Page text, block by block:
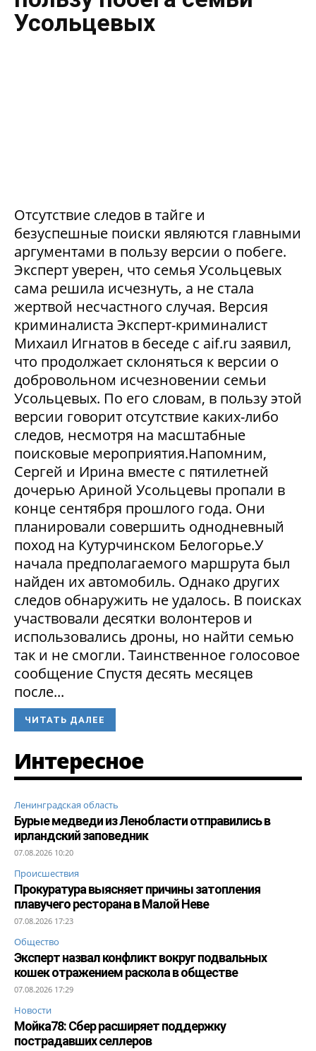
Усольцевых
Отсутствие следов в тайге и
безуспешные поиски являются главными
аргументами в пользу версии о побеге.
Эксперт уверен, что семья Усольцевых
сама решила исчезнуть, а не стала
жертвой несчастного случая. Версия
криминалиста Эксперт-криминалист
Михаил Игнатов в беседе с aif.ru заявил,
что продолжает склоняться к версии о
добровольном исчезновении семьи
Усольцевых. По его словам, в пользу этой
версии говорит отсутствие каких-либо
следов, несмотря на масштабные
поисковые мероприятия.Напомним,
Сергей и Ирина вместе с пятилетней
дочерью Ариной Усольцевы пропали в
конце сентября прошлого года. Они
планировали совершить однодневный
поход на Кутурчинском Белогорье.У
начала предполагаемого маршрута был
найден их автомобиль. Однако других
следов обнаружить не удалось. В поисках
участвовали десятки волонтеров и
использовались дроны, но найти семью
так и не смогли. Таинственное голосовое
сообщение Спустя десять месяцев
после...
ЧИТАТЬ ДАЛЕЕ
Интересное
Ленинградская область
Бурые медведи из Ленобласти отправились в
ирландский заповедник
07.08.2026 10:20
Происшествия
Прокуратура выясняет причины затопления
плавучего ресторана в Малой Неве
07.08.2026 17:23
Общество
Эксперт назвал конфликт вокруг подвальных
кошек отражением раскола в обществе
07.08.2026 17:29
Новости
Мойка78: Сбер расширяет поддержку
пострадавших селлеров